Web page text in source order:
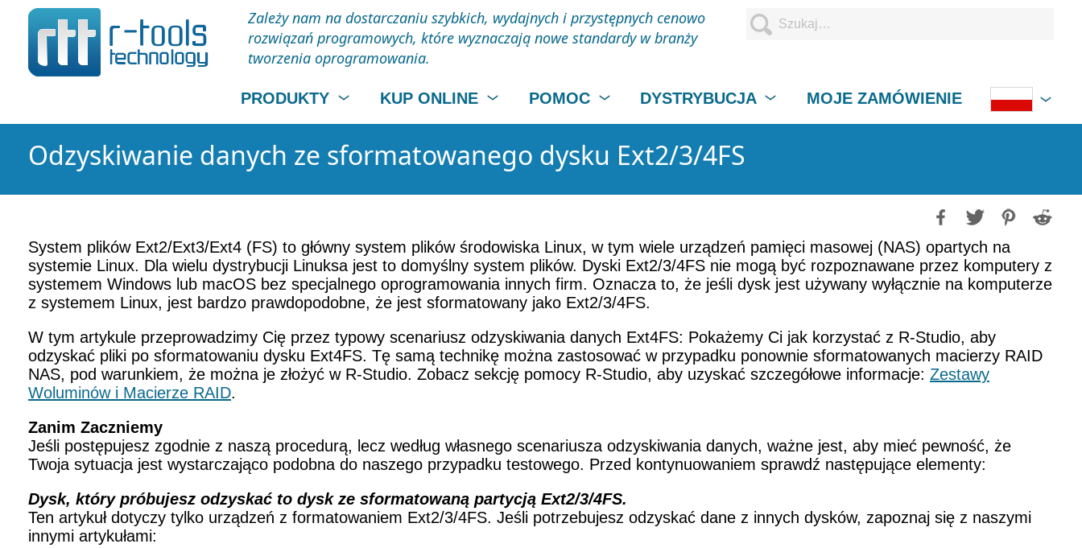
Zależy nam na dostarczaniu szybkich, wydajnych i przystępnych cenowo
rozwiązań programowych, które wyznaczają nowe standardy w branży
tworzenia oprogramowania.
PRODUKTY KUP ONLINE POMOC DYSTRYBUCJA MOJE ZAMÓWIENIE
Odzyskiwanie danych ze sformatowanego dysku Ext2/3/4FS
System plików Ext2/Ext3/Ext4 (FS) to główny system plików środowiska Linux, w tym wiele urządzeń pamięci masowej (NAS) opartych na
systemie Linux. Dla wielu dystrybucji Linuksa jest to domyślny system plików. Dyski Ext2/3/4FS nie mogą być rozpoznawane przez komputery z
systemem Windows lub macOS bez specjalnego oprogramowania innych firm. Oznacza to, że jeśli dysk jest używany wyłącznie na komputerze
z systemem Linux, jest bardzo prawdopodobne, że jest sformatowany jako Ext2/3/4FS.
W tym artykule przeprowadzimy Cię przez typowy scenariusz odzyskiwania danych Ext4FS: Pokażemy Ci jak korzystać z R-Studio, aby
odzyskać pliki po sformatowaniu dysku Ext4FS. Tę samą technikę można zastosować w przypadku ponownie sformatowanych macierzy RAID
NAS, pod warunkiem, że można je złożyć w R-Studio. Zobacz sekcję pomocy R-Studio, aby uzyskać szczegółowe informacje: Zestawy
Woluminów i Macierze RAID.
Zanim Zaczniemy
Jeśli postępujesz zgodnie z naszą procedurą, lecz według własnego scenariusza odzyskiwania danych, ważne jest, aby mieć pewność, że
Twoja sytuacja jest wystarczająco podobna do naszego przypadku testowego. Przed kontynuowaniem sprawdź następujące elementy:
Dysk, który próbujesz odzyskać to dysk ze sformatowaną partycją Ext2/3/4FS.
Ten artykuł dotyczy tylko urządzeń z formatowaniem Ext2/3/4FS. Jeśli potrzebujesz odzyskać dane z innych dysków, zapoznaj się z naszymi
innymi artykułami: